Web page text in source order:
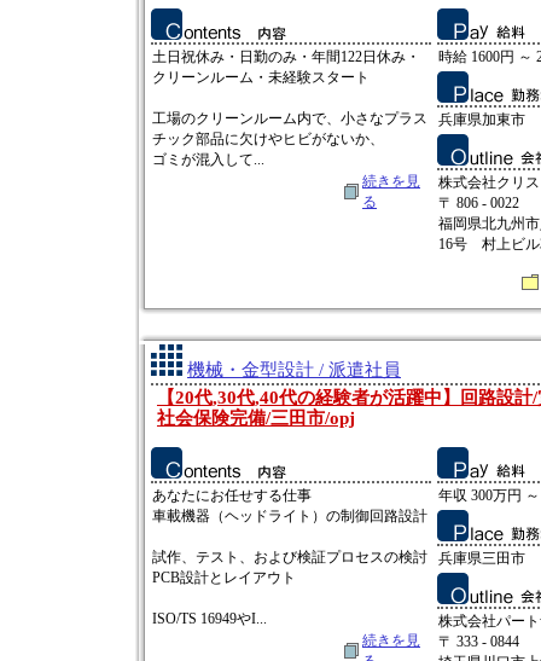
土日祝休み・日勤のみ・年間122日休み・
クリーンルーム・未経験スタート
工場のクリーンルーム内で、小さなプラス
チック部品に欠けやヒビがないか、
ゴミが混入して...
続きを見
る
時給 1600円 ～
兵庫県加東市
株式会社クリ
〒 806 - 0022
福岡県北九州
16号 村上ビル
機械・金型設計 / 派遣社員
【20代,30代,40代の経験者が活躍中】回路設
社会保険完備/三田市/opj
あなたにお任せする仕事
車載機器（ヘッドライト）の制御回路設計
試作、テスト、および検証プロセスの検討
PCB設計とレイアウト
ISO/TS 16949やI...
続きを見
年収 300万円
兵庫県三田市
株式会社パー
〒 333 - 0844